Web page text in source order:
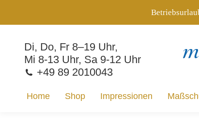
Di, Do, Fr 8–19 Uhr,
Mi 8-13 Uhr, Sa 9-12 Uhr
+49 89 2010043
Home Shop Impressionen
Impressionen